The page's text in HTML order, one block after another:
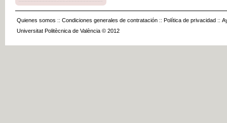
Quienes somos :: Condiciones generales de contratación :: Política de privacidad ::
Universitat Politècnica de València © 2012